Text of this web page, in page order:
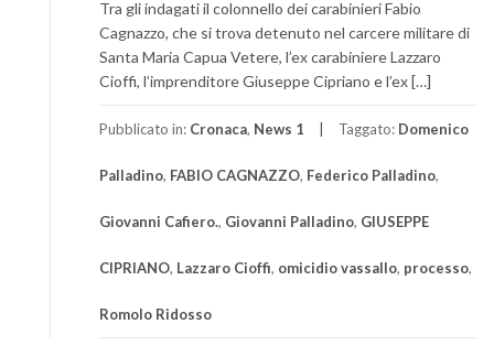
Tra gli indagati il colonnello dei carabinieri Fabio
Cagnazzo, che si trova detenuto nel carcere militare di
Santa Maria Capua Vetere, l’ex carabiniere Lazzaro
Cioffi, l’imprenditore Giuseppe Cipriano e l’ex […]
Pubblicato in: Cronaca, News 1 Taggato: Domenico
Palladino, FABIO CAGNAZZO, Federico Palladino,
Giovanni Cafiero., Giovanni Palladino, GIUSEPPE
CIPRIANO, Lazzaro Cioffi, omicidio vassallo, processo,
Romolo Ridosso